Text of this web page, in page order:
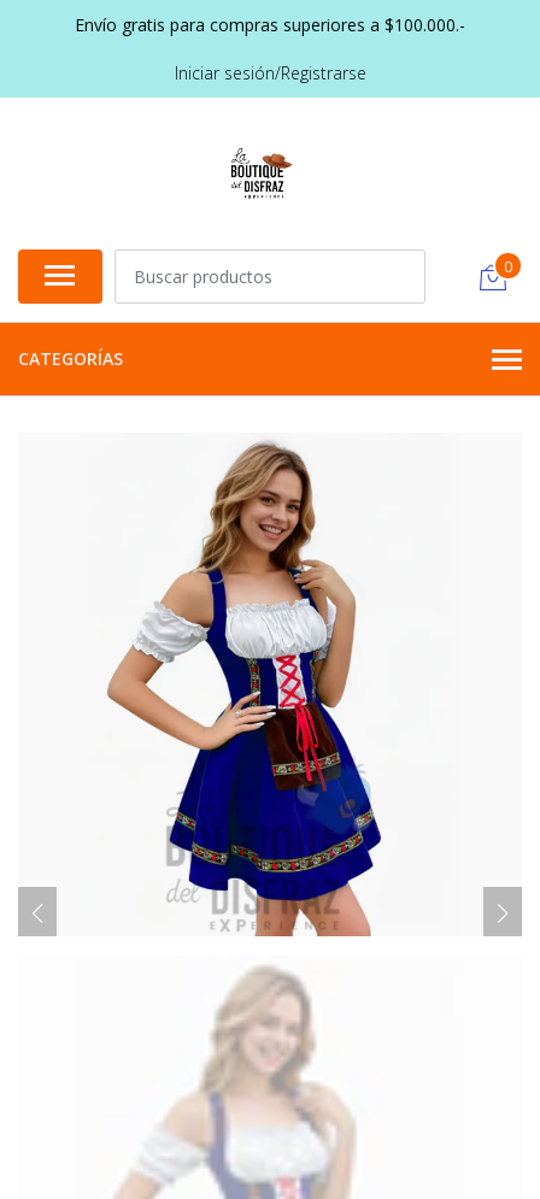
Envío gratis para compras superiores a $100.000.-
Iniciar sesión/Registrarse
0
CATEGORÍAS